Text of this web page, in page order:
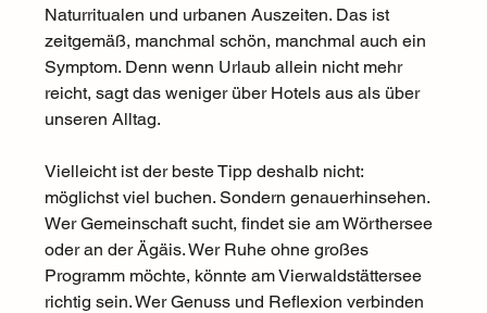
Naturritualen und urbanen Auszeiten. Das ist
zeitgemäß, manchmal schön, manchmal auch ein
Symptom. Denn wenn Urlaub allein nicht mehr
reicht, sagt das weniger über Hotels aus als über
unseren Alltag.
Vielleicht ist der beste Tipp deshalb nicht:
möglichst viel buchen. Sondern genauerhinsehen.
Wer Gemeinschaft sucht, findet sie am Wörthersee
oder an der Ägäis. Wer Ruhe ohne großes
Programm möchte, könnte am Vierwaldstättersee
richtig sein. Wer Genuss und Reflexion verbinden